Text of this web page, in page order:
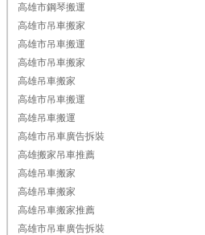
高雄市鋼琴搬運
高雄市吊車搬家
高雄市吊車搬運
高雄市吊車搬家
高雄吊車搬家
高雄市吊車搬運
高雄吊車搬運
高雄市吊車廣告拆裝
高雄搬家吊車推薦
高雄吊車搬家
高雄吊車搬家
高雄吊車搬家推薦
高雄市吊車廣告拆裝